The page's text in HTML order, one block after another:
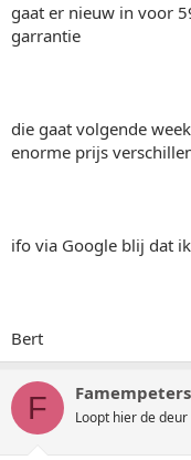
gaat er nieuw in voor
garrantie
die gaat volgende
enorme prijs
ifo via Google blij dat
Bert
F Famempeters
Loopt hier de